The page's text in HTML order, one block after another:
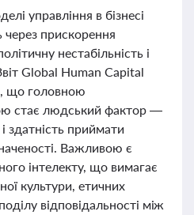
управління в бізнесі
через прискорення
нестабільність і
Global Human Capital
що головною
стає людський фактор —
здатність приймати
Важливою є
інтелекту, що вимагає
культури, етичних
відповідальності між